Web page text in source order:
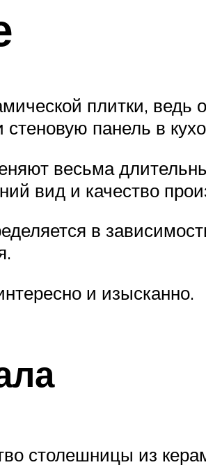
плитки, ведь
панель в
весьма
вид и качество
в
и изысканно.
столешницы из